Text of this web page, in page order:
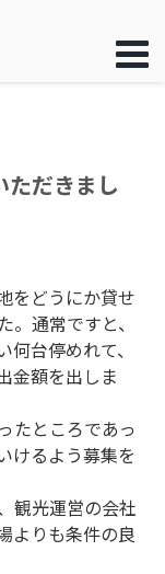
ただきまし
をどうにか貸せ
通常ですと、
台停めれて、
金額を出しま
たところであっ
けるよう募集を
観光運営の会社
よりも条件の良